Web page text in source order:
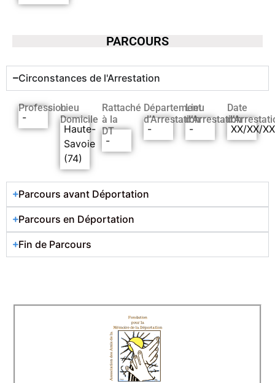
PARCOURS
Circonstances de l'Arrestation
Profession
-
Lieu
Domicile
Haute-
Savoie
(74)
Rattaché
à la
DT
-
Département
d’Arrestation
-
Lieu
d’Arrestation
-
Date
XX/XX/
Parcours avant Déportation
Parcours en Déportation
Fin de Parcours